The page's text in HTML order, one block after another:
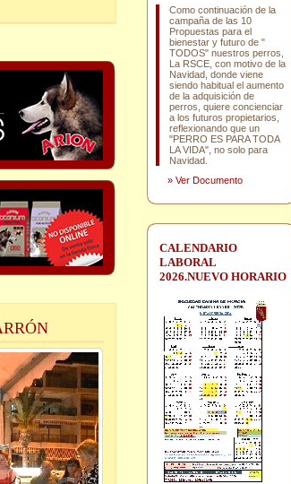
Como continuación de la
campaña de las 10
Propuestas para el
bienestar y futuro de "
TODOS" nuestros perros,
La RSCE, con motivo de la
Navidad, donde viene
siendo habitual el aumento
de la adquisición de
perros, quiere concienciar
a los futuros propietarios,
reflexionando que un
"PERRO ES PARA TODA
LA VIDA", no solo para
Navidad.
» Ver Documento
CALENDARIO
LABORAL
2026.NUEVO HORARIO